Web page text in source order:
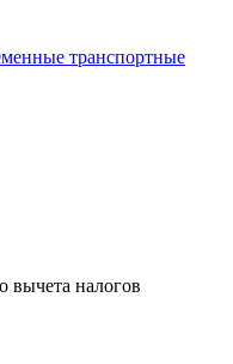
транспортные
вычета налогов